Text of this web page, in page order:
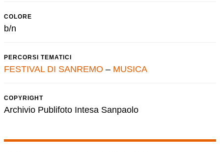
COLORE
b/n
PERCORSI TEMATICI
FESTIVAL DI SANREMO – MUSICA
COPYRIGHT
Archivio Publifoto Intesa Sanpaolo